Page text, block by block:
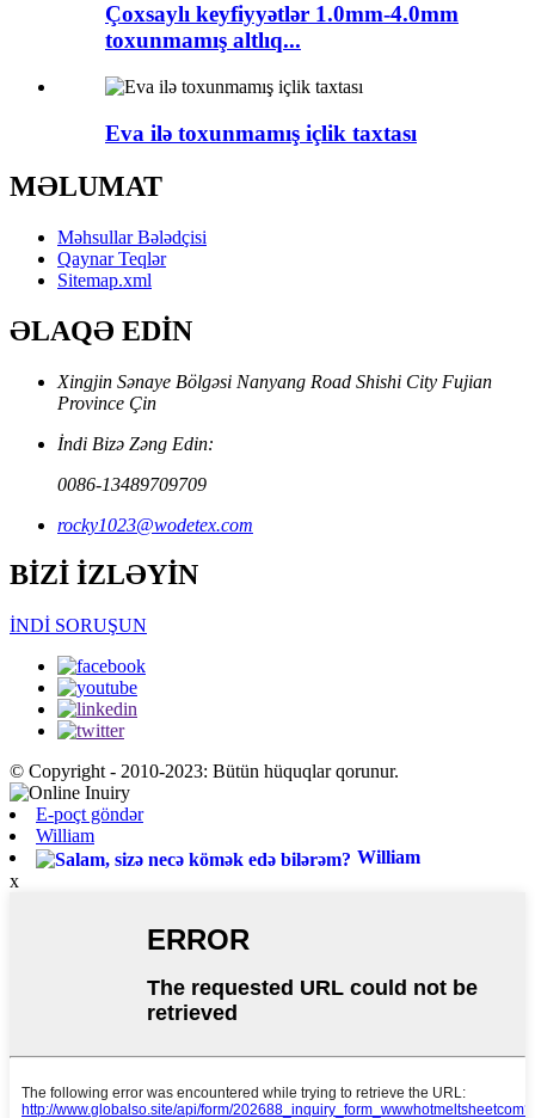
Çoxsaylı keyfiyyətlər 1.0mm-4.0mm
toxunmamış altlıq...
Eva ilə toxunmamış içlik taxtası
MƏLUMAT
Məhsullar Bələdçisi
Qaynar Teqlər
Sitemap.xml
ƏLAQƏ EDİN
Xingjin Sənaye Bölgəsi Nanyang Road Shishi City Fujian
Province Çin
İndi Bizə Zəng Edin:
0086-13489709709
rocky1023@wodetex.com
BİZİ İZLƏYİN
İNDİ SORUŞUN
© Copyright - 2010-2023: Bütün hüquqlar qorunur.
E-poçt göndər
William
William
x